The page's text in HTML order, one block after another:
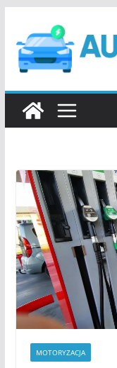
treści
MOTORYZACJA